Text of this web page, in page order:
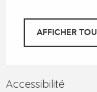
AFFICHER
Accessibilité